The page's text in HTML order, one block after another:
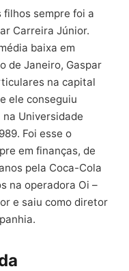
filhos sempre foi a
Carreira Júnior.
baixa em
de Janeiro, Gaspar
na capital
ele conseguiu
Universidade
Foi esse o
em finanças, de
pela Coca-Cola
na operadora Oi –
e saiu como diretor